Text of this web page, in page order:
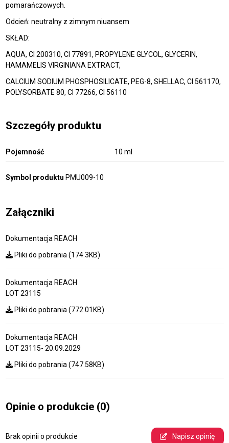
pomarańczowych.
Odcień: neutralny z zimnym niuansem
SKŁAD:
AQUA, CI 200310, CI 77891, PROPYLENE GLYCOL, GLYCERIN,
HAMAMELIS VIRGINIANA EXTRACT,
CALCIUM SODIUM PHOSPHOSILICATE, PEG-8, SHELLAC, CI 561170,
POLYSORBATE 80, CI 77266, CI 56110
Szczegóły produktu
Pojemność 10 ml
Symbol produktu PMU009-10
Załączniki
Dokumentacja REACH
Pliki do pobrania (174.3KB)
Dokumentacja REACH
LOT 23115
Pliki do pobrania (772.01KB)
Dokumentacja REACH
LOT 23115- 20.09.2029
Pliki do pobrania (747.58KB)
Opinie o produkcie (0)
Brak opinii o produkcie Napisz opinię